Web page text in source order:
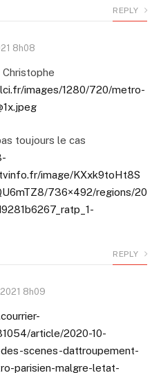
REPLY
8h08
images/1280/720/metro-
toujours le cas
image/KXxk9toHt8S
736×492/regions/20
REPLY
2021 8h09
article/2020-10-
scenes-dattroupement-
parisien-malgre-letat-